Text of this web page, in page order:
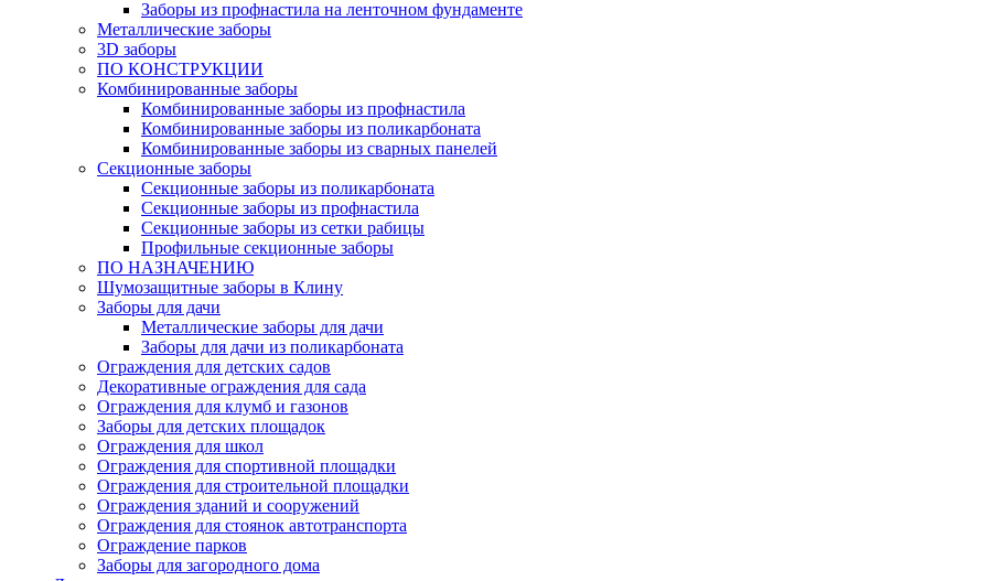
Заборы из профнастила на ленточном фундаменте
Металлические заборы
3D заборы
ПО КОНСТРУКЦИИ
Комбинированные заборы
Комбинированные заборы из профнастила
Комбинированные заборы из поликарбоната
Комбинированные заборы из сварных панелей
Секционные заборы
Секционные заборы из поликарбоната
Секционные заборы из профнастила
Секционные заборы из сетки рабицы
Профильные секционные заборы
ПО НАЗНАЧЕНИЮ
Шумозащитные заборы в Клину
Заборы для дачи
Металлические заборы для дачи
Заборы для дачи из поликарбоната
Ограждения для детских садов
Декоративные ограждения для сада
Ограждения для клумб и газонов
Заборы для детских площадок
Ограждения для школ
Ограждения для спортивной площадки
Ограждения для строительной площадки
Ограждения зданий и сооружений
Ограждения для стоянок автотранспорта
Ограждение парков
Заборы для загородного дома